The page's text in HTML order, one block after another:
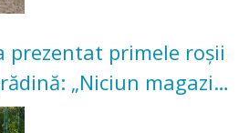
prezentat primele roșii
„Niciun magazin
această satisfacție”